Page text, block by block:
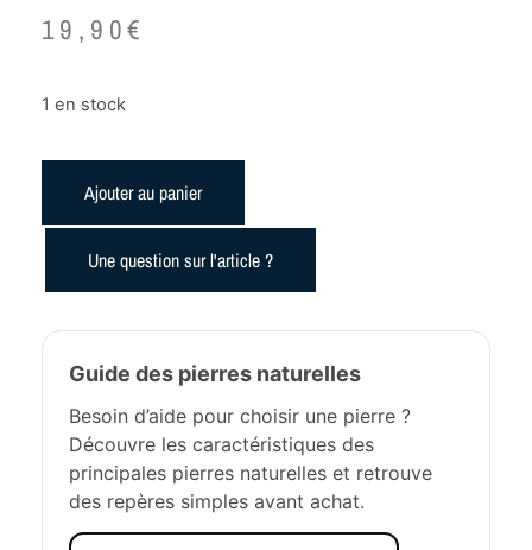
19,90€
1 en stock
Ajouter au panier
Une question sur l'article ?
Guide des pierres naturelles
Besoin d’aide pour choisir une pierre ?
Découvre les caractéristiques des
principales pierres naturelles et retrouve
des repères simples avant achat.